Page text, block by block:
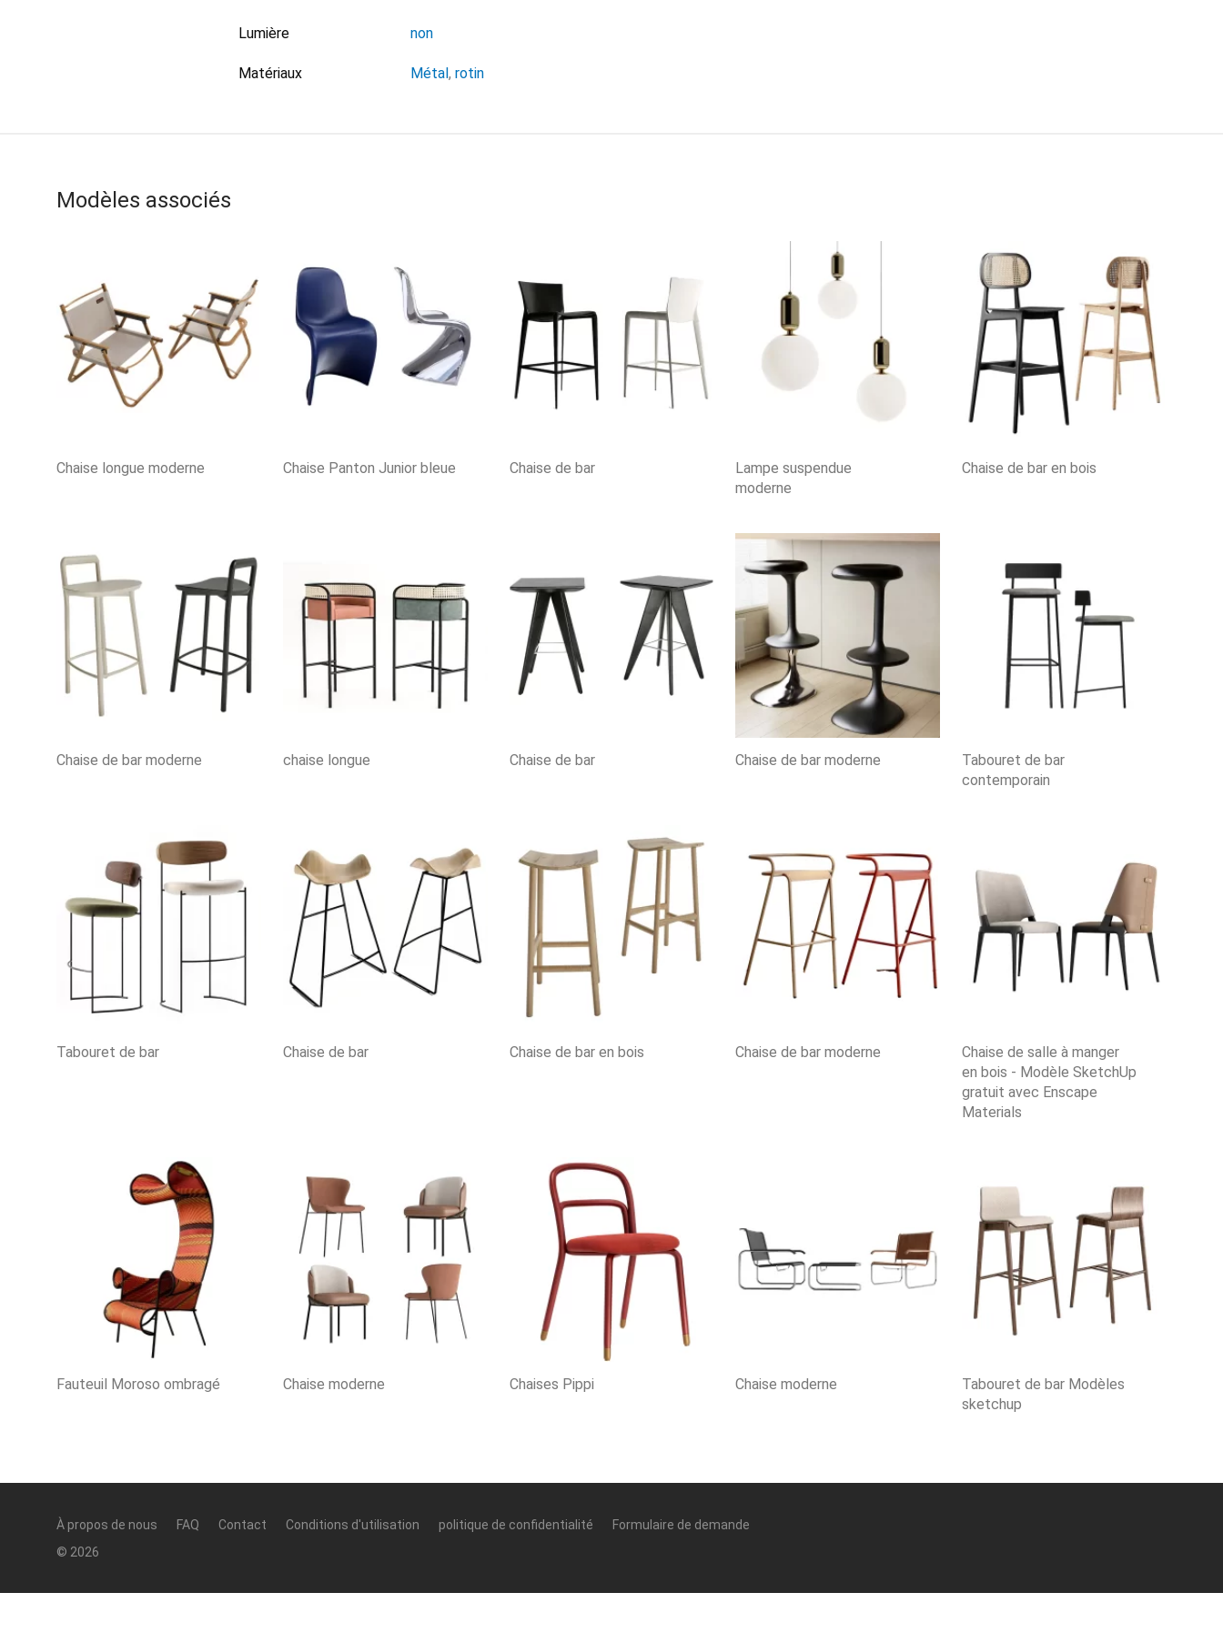
Lumière non
Matériaux Métal , rotin
Modèles associés
Chaise longue moderne Chaise Panton Junior bleue Chaise de bar
Lampe suspendue
moderne
Chaise de bar en bois
Chaise de bar moderne chaise longue Chaise de bar Chaise de bar moderne
Tabouret de bar
contemporain
Tabouret de bar Chaise de bar Chaise de bar en bois Chaise de bar moderne
Chaise de salle à manger
en bois - Modèle SketchUp
gratuit avec Enscape
Materials
Fauteuil Moroso ombragé Chaise moderne Chaises Pippi Chaise moderne
Tabouret de bar Modèles
sketchup
À propos de nous FAQ Contact Conditions d'utilisation politique de confidentialité
Formulaire de demande
© 2026